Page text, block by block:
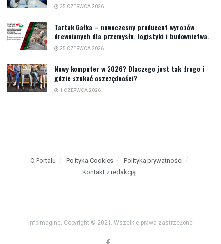
25 CZERWCA 2026
Tartak Gałka – nowoczesny producent wyrobów
drewnianych dla przemysłu, logistyki i budownictwa.
25 CZERWCA 2026
Nowy komputer w 2026? Dlaczego jest tak drogo i
gdzie szukać oszczędności?
1 CZERWCA 2026
O Portalu Polityka Cookies
Polityka prywatności
Kontakt z redakcją
InfoImagine. Copyright © 2021. Wszelkie prawa zastrzeżone